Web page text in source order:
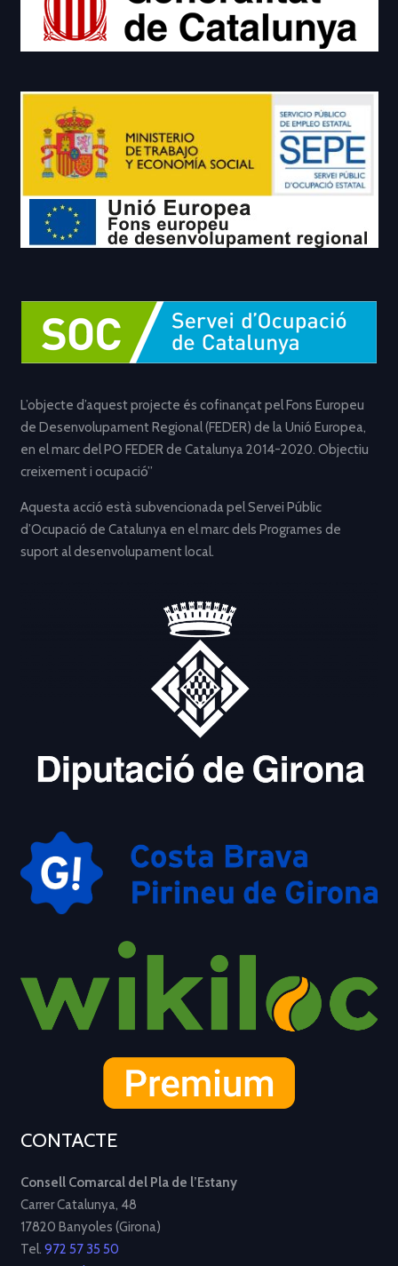
L’objecte d’aquest projecte és cofinançat pel Fons Europeu
de Desenvolupament Regional (FEDER) de la Unió Europea,
en el marc del PO FEDER de Catalunya 2014-2020. Objectiu
creixement i ocupació”
Aquesta acció està subvencionada pel Servei Públic
d’Ocupació de Catalunya en el marc dels Programes de
suport al desenvolupament local.
CONTACTE
Consell Comarcal del Pla de l’Estany
Carrer Catalunya, 48
17820 Banyoles (Girona)
Tel. 972 57 35 50